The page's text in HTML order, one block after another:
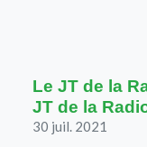
Le JT de la
JT de la
30 juil. 2021